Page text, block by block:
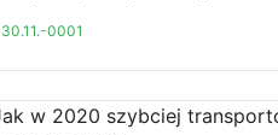
30.11.-0001